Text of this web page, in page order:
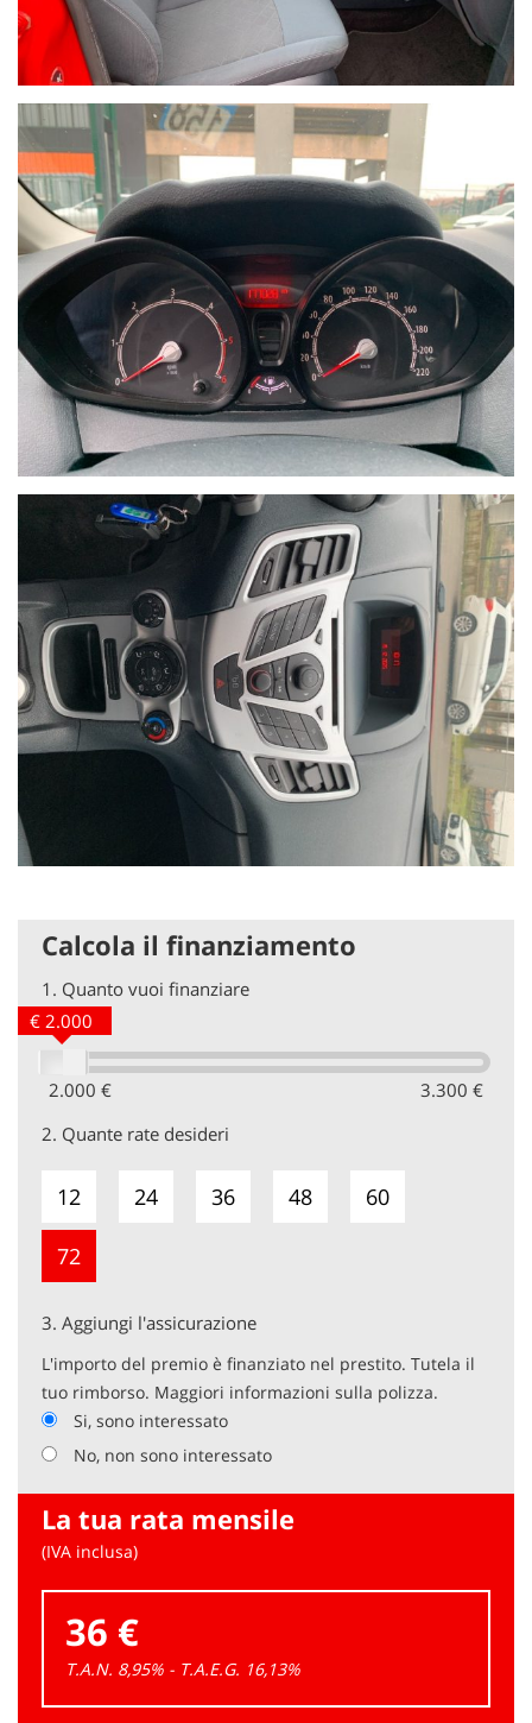
Calcola il finanziamento
1. Quanto vuoi finanziare
2.000 € 3.300 €
€ 2.000
2. Quante rate desideri
12 24 36 48 60
72
3. Aggiungi l'assicurazione
L'importo del premio è finanziato nel prestito. Tutela il
tuo rimborso. Maggiori informazioni sulla polizza.
Si, sono interessato
No, non sono interessato
La tua rata mensile
(IVA inclusa)
36 €
T.A.N. 8,95% - T.A.E.G. 16,13%